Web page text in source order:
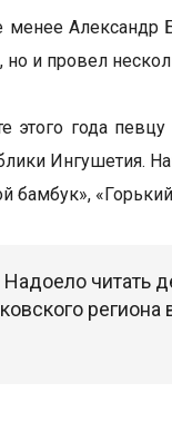
менее Александр
но и провел
этого года
Ингушетия.
бамбук»,
Надоело читать